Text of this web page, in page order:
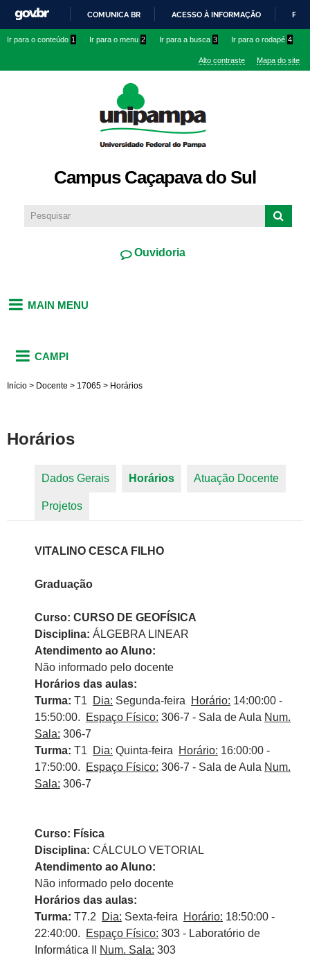
conteúdo
IR
O
COMUNICA BR ACESSO À INFORMAÇÃO
Ir para o conteúdo 1 Ir para o menu 2 Ir para a busca 3 Ir para o rodapé 4
Alto contraste Mapa do site
Campus Caçapava do Sul
Ouvidoria
MAIN MENU
CAMPI
Início > Docente > 17065 > Horários
Horários
Dados Gerais Horários (aba ativa)
Atuação Docente
Projetos
VITALINO CESCA FILHO
Graduação
Curso: CURSO DE GEOFÍSICA
Disciplina: ÁLGEBRA LINEAR
Atendimento ao Aluno:
Não informado pelo docente
Horários das aulas:
Turma: T1 Dia: Segunda-feira Horário: 14:00:00 -
15:50:00.
Espaço Físico: 306-7 - Sala de Aula Num.
Sala: 306-7
Turma: T1 Dia: Quinta-feira Horário: 16:00:00 -
17:50:00.
Espaço Físico: 306-7 - Sala de Aula Num.
Sala: 306-7
Curso: Física
Disciplina: CÁLCULO VETORIAL
Atendimento ao Aluno:
Não informado pelo docente
Horários das aulas:
Turma: T7.2 Dia: Sexta-feira Horário: 18:50:00 -
22:40:00.
Espaço Físico: 303 - Laboratório de
Informática II
Num. Sala: 303